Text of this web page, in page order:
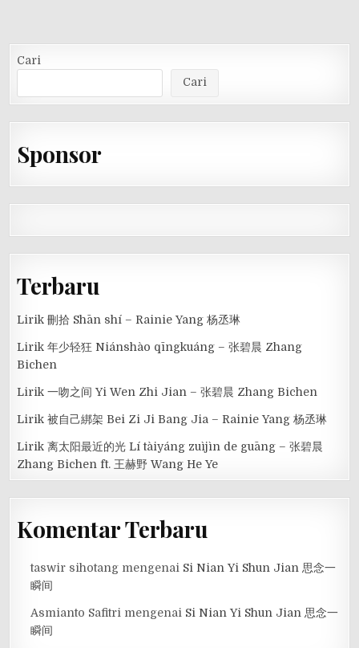
Cari
Cari
Sponsor
Terbaru
Lirik 刪拾 Shān shí – Rainie Yang 杨丞琳
Lirik 年少轻狂 Niánshào qīngkuáng – 张碧晨 Zhang
Bichen
Lirik 一吻之间 Yi Wen Zhi Jian – 张碧晨 Zhang Bichen
Lirik 被自己綁架 Bei Zi Ji Bang Jia – Rainie Yang 杨丞琳
Lirik 离太阳最近的光 Lí tàiyáng zuìjìn de guāng – 张碧晨
Zhang Bichen ft. 王赫野 Wang He Ye
Komentar Terbaru
taswir sihotang mengenai Si Nian Yi Shun Jian 思念一
瞬间
Asmianto Safitri mengenai Si Nian Yi Shun Jian 思念一
瞬间